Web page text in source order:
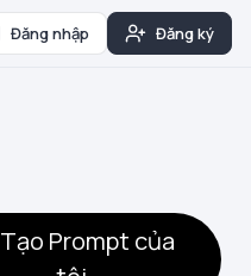
Đăng nhập Đăng ký
Tạo Prompt của